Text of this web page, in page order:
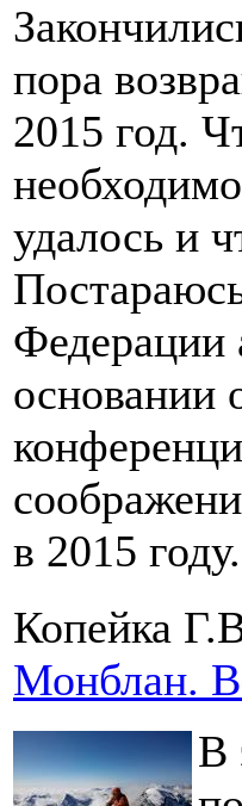
пора
2015 год.
удалось и
Федерации
основании
в 2015 году.
Копейка
Монблан.
В